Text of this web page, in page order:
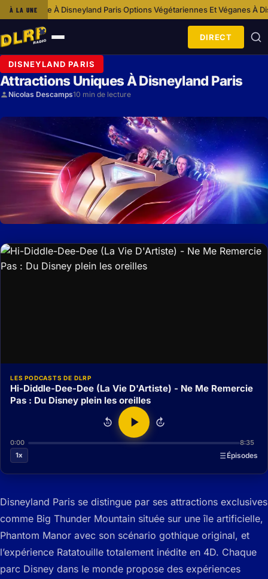
À LA UNE
Paris Options Végétariennes Et Véganes À Disneyland Paris·Idée
Ouvrir
le
menu
DIRECT
DISNEYLAND PARIS
Attractions Uniques À Disneyland Paris
Nicolas Descamps10 min de lecture
LES PODCASTS DE DLRP
Hi-Diddle-Dee-Dee (La Vie D'Artiste) - Ne Me Remercie
Pas : Du Disney plein les oreilles
15 15
0:00
8:35
1x
Épisodes
Disneyland Paris se distingue par ses attractions exclusives
comme Big Thunder Mountain située sur une île artificielle,
Phantom Manor avec son scénario gothique original, et
l’expérience Ratatouille totalement inédite en 4D. Chaque
parc Disney dans le monde propose des expériences